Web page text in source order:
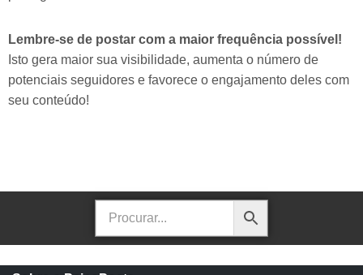
Lembre-se de postar com a maior frequência possível!
Isto gera maior sua visibilidade, aumenta o número de
potenciais seguidores e favorece o engajamento deles com
seu conteúdo!